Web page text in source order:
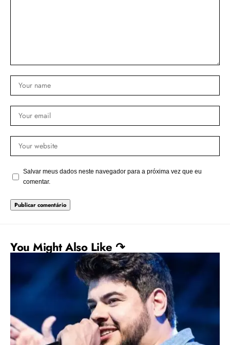
Salvar meus dados neste navegador para a próxima vez que eu
comentar.
You Might Also Like ↷